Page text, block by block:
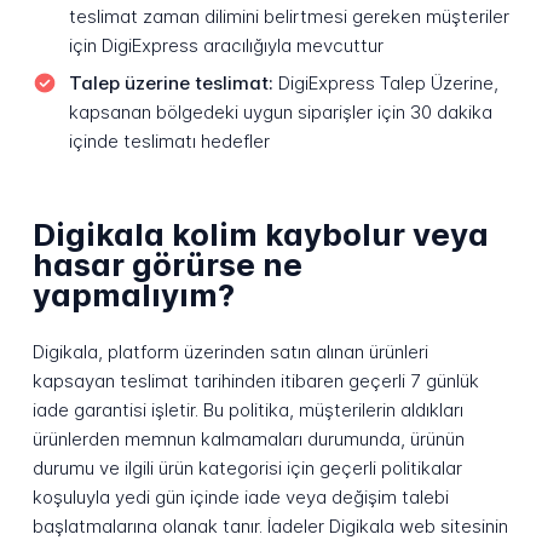
teslimat zaman dilimini belirtmesi gereken müşteriler
için DigiExpress aracılığıyla mevcuttur
Talep üzerine teslimat: DigiExpress Talep Üzerine,
kapsanan bölgedeki uygun siparişler için 30 dakika
içinde teslimatı hedefler
Digikala kolim kaybolur veya
hasar görürse ne
yapmalıyım?
Digikala, platform üzerinden satın alınan ürünleri
kapsayan teslimat tarihinden itibaren geçerli 7 günlük
iade garantisi işletir. Bu politika, müşterilerin aldıkları
ürünlerden memnun kalmamaları durumunda, ürünün
durumu ve ilgili ürün kategorisi için geçerli politikalar
koşuluyla yedi gün içinde iade veya değişim talebi
başlatmalarına olanak tanır. İadeler Digikala web sitesinin